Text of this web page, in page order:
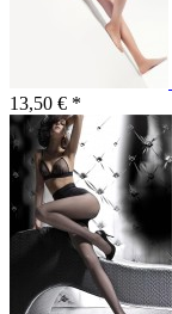
13,50 € *